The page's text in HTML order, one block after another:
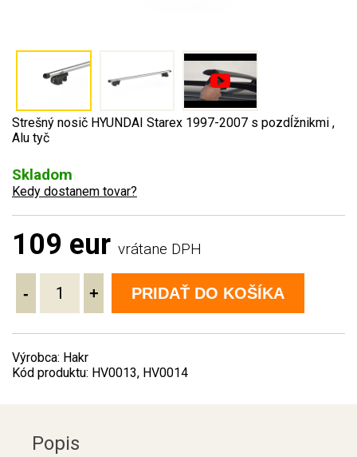
Strešný nosič HYUNDAI Starex 1997-2007 s pozdĺžnikmi ,
Alu tyč
Skladom
Kedy dostanem tovar?
109 eur vrátane DPH
- + PRIDAŤ DO KOŠÍKA
Výrobca: Hakr
Kód produktu: HV0013, HV0014
Popis